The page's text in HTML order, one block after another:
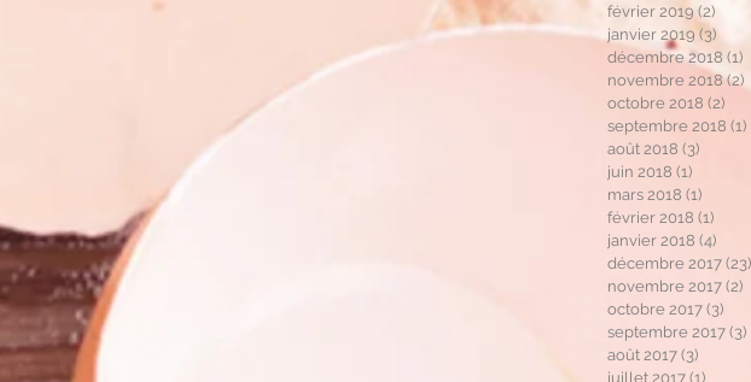
février 2019 (2)
janvier 2019 (3)
décembre 2018 (1)
novembre 2018 (2)
octobre 2018 (2) 2
septembre 2018 (1)
août 2018 (3)
juin 2018 (1)
mars 2018 (1)
février 2018 (1)
janvier 2018 (4)
décembre 2017 (23)
novembre 2017 (2)
octobre 2017 (3)
septembre 2017 (3)
août 2017 (3)
juillet 2017 (1)